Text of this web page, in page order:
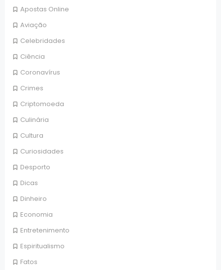
Apostas Online
Aviação
Celebridades
Ciência
Coronavírus
Crimes
Criptomoeda
Culinária
Cultura
Curiosidades
Desporto
Dicas
Dinheiro
Economia
Entretenimento
Espiritualismo
Fatos